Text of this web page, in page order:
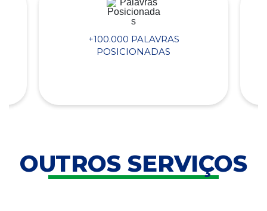
+100.000 PALAVRAS
POSICIONADAS
OUTROS SERVIÇOS